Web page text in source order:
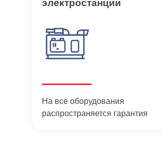
электростанции
На все оборудования
распространяется гарантия